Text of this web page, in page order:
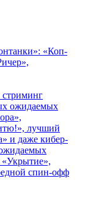
«Коп-
стриминг
ожидаемых
лучший
и даже кибер-
«Укрытие»,
спин-офф